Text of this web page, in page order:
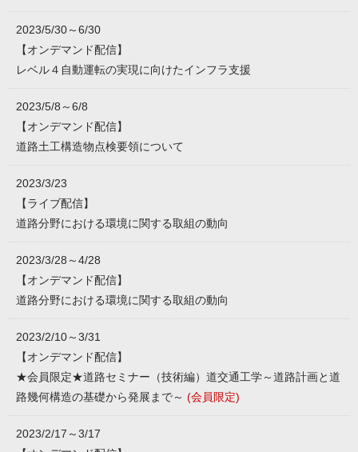
2023/5/30～6/30
【オンデマンド配信】
レベル４自動運転の実現に向けたインフラ支援
2023/5/8～6/8
【オンデマンド配信】
道路土工構造物点検要領について
2023/3/23
【ライブ配信】
道路分野における環境に関する取組の動向
2023/3/28～4/28
【オンデマンド配信】
道路分野における環境に関する取組の動向
2023/2/10～3/31
【オンデマンド配信】
★会員限定★道路セミナー（技術編）道交通工学～道路計画と道
路幾何構造の基礎から発展まで～ (会員限定)
2023/2/17～3/17